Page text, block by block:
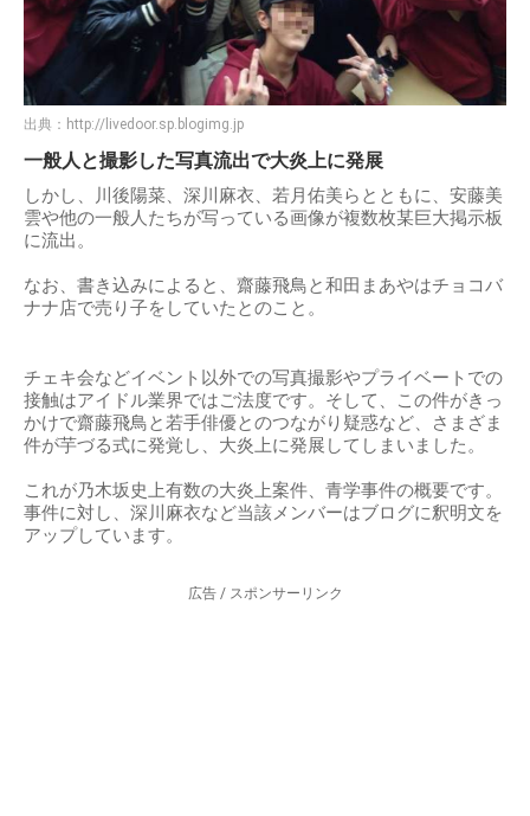
出典： http://livedoor.sp.blogimg.jp
一般人と撮影した写真流出で大炎上に発展
しかし、川後陽菜、深川麻衣、若月佑美らとともに、安藤美
雲や他の一般人たちが写っている画像が複数枚某巨大掲示板
に流出。
なお、書き込みによると、齋藤飛鳥と和田まあやはチョコバ
ナナ店で売り子をしていたとのこと。
チェキ会などイベント以外での写真撮影やプライベートでの
接触はアイドル業界ではご法度です。そして、この件がきっ
かけで齋藤飛鳥と若手俳優とのつながり疑惑など、さまざま
件が芋づる式に発覚し、大炎上に発展してしまいました。
これが乃木坂史上有数の大炎上案件、青学事件の概要です。
事件に対し、深川麻衣など当該メンバーはブログに釈明文を
アップしています。
広告 / スポンサーリンク